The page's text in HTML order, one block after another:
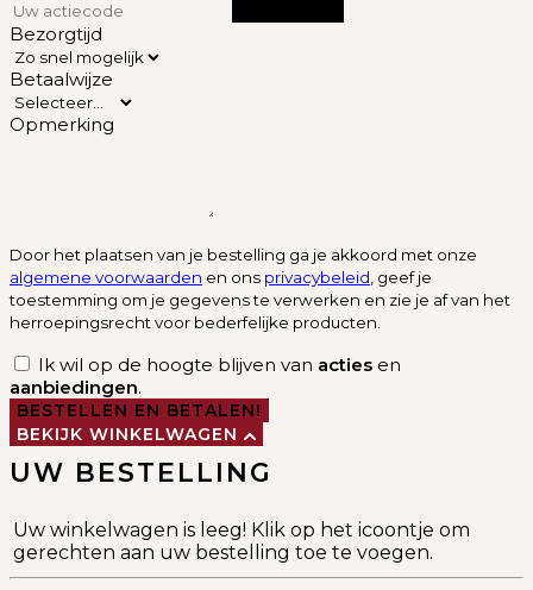
Bezorgtijd
Betaalwijze
Opmerking
Door het plaatsen van je bestelling ga je akkoord met onze
algemene voorwaarden en ons privacybeleid , geef je
toestemming om je gegevens te verwerken en zie je af van het
herroepingsrecht voor bederfelijke producten.
Ik wil op de hoogte blijven van acties en
aanbiedingen.
BESTELLEN EN BETALEN!
BEKIJK WINKELWAGEN
UW BESTELLING
Uw winkelwagen is leeg! Klik op het icoontje om
gerechten aan uw bestelling toe te voegen.